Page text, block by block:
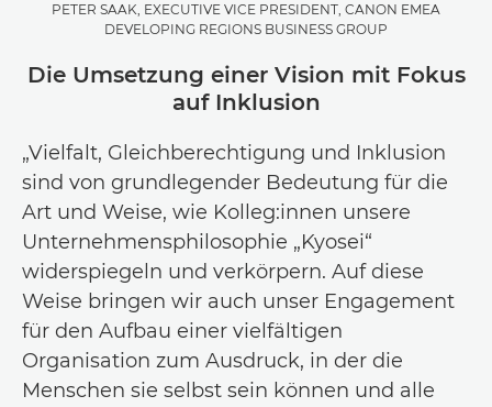
PETER SAAK, EXECUTIVE VICE PRESIDENT, CANON EMEA
DEVELOPING REGIONS BUSINESS GROUP
Die Umsetzung einer Vision mit Fokus
auf Inklusion
„Vielfalt, Gleichberechtigung und Inklusion
sind von grundlegender Bedeutung für die
Art und Weise, wie Kolleg:innen unsere
Unternehmensphilosophie „Kyosei“
widerspiegeln und verkörpern. Auf diese
Weise bringen wir auch unser Engagement
für den Aufbau einer vielfältigen
Organisation zum Ausdruck, in der die
Menschen sie selbst sein können und alle